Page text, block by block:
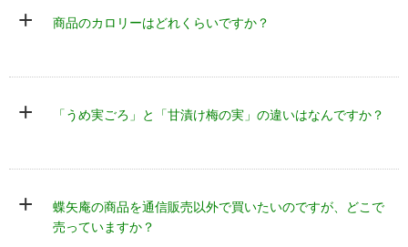
+ 商品のカロリーはどれくらいですか？
+ 「うめ実ごろ」と「甘漬け梅の実」の違いはなんですか？
うめ実ごろ 甘漬け梅の実
梅酒に入った梅の実
+
蝶矢庵の商品を通信販売以外で買いたいのですが、どこで
売っていますか？